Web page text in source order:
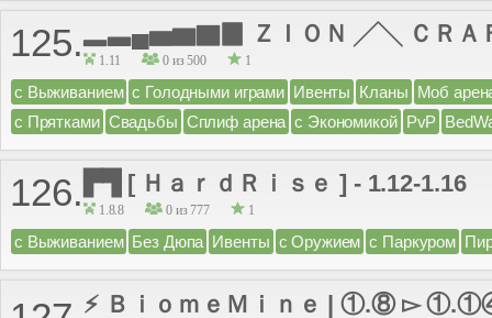
125.▂▃▄▅▆▇▉ ＺＩＯＮ ╱╲ ＣＲ
1.11 0 из 500 1
с Выживанием с Голодными играми Ивенты Кланы Моб
с Прятками Свадьбы Сплиф арена с Экономикой PvP
126. ▛▜ [ ＨａｒｄＲｉｓｅ ] - 1.12-1.16
1.8.8 0 из 777 1
с Выживанием Без Дюпа Ивенты с Оружием с Паркуром
⚡ ＢｉｏｍｅＭｉｎｅ | ①.⑧ ▻